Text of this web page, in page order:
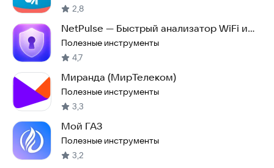
2,8
NetPulse — Быстрый анализатор WiFi и
VPS
Полезные инструменты
4,7
Миранда (МирТелеком)
Полезные инструменты
3,3
Мой ГАЗ
Полезные инструменты
3,2